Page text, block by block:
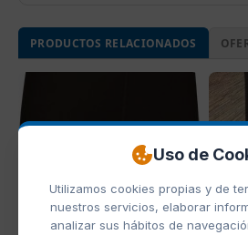
Uso de
Utilizamos cookies propias y de
nuestros servicios, elaborar
analizar sus hábitos de
PRODUCTOS RELACIONADOS